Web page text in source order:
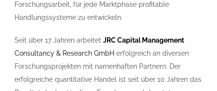
Forschungsarbeit, für jede Marktphase profitable
Handlungssysteme zu entwickeln.
Seit über 17 Jahren arbeitet JRC Capital Management
Consultancy & Research GmbH erfolgreich an diversen
Forschungsprojekten mit namenhaften Partnern. Der
erfolgreiche quantitative Handel ist seit über 10 Jahren das